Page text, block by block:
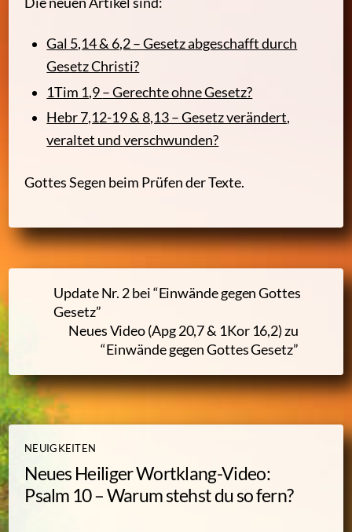
Gal 5,14 & 6,2 – Gesetz abgeschafft durch
Gesetz Christi?
1Tim 1,9– Gerechte ohne Gesetz?
Hebr 7,12-19 & 8,13 – Gesetz verändert,
veraltet und verschwunden?
Gottes Segen beim Prüfen der Texte.
Update Nr. 2 bei “Einwände gegen Gottes
Gesetz”
Neues Video (Apg 20,7 & 1Kor 16,2) zu
“Einwände gegen Gottes Gesetz”
NEUIGKEITEN
Neues Heiliger Wortklang-Video:
Psalm 10 – Warum stehst du so fern?